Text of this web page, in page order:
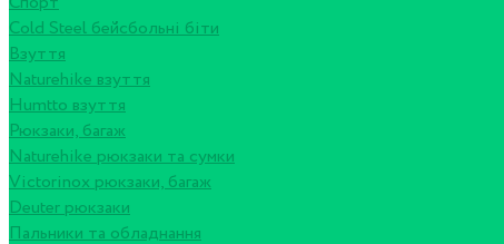
Cold Steel бейсбольні біти
Взуття
Naturehike взуття
Humtto взуття
Рюкзаки, багаж
Naturehike рюкзаки та сумки
Victorinox рюкзаки, багаж
Deuter рюкзаки
Пальники та обладнання